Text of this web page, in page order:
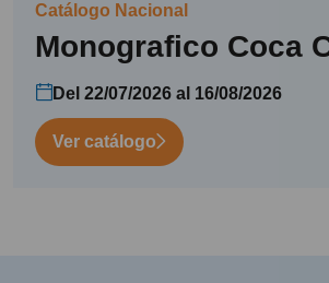
Catálogo Nacional
Monografico Coca
Del 22/07/2026 al 16/08/2026
Ver catálogo